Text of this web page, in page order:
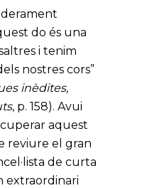
do és una
i tenim
nostres cors”
inèdites,
, p. 158). Avui
aquest
reviure el gran
de curta
extraordinari